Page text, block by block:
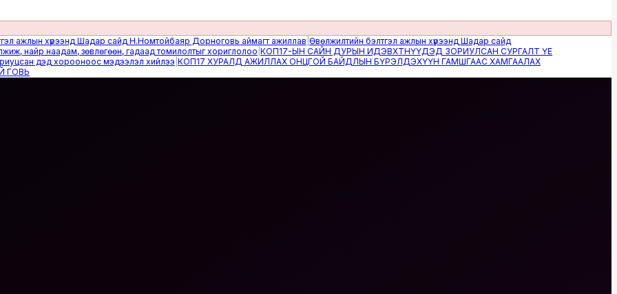
хүрээнд Шадар сайд Н.Номтойбаяр Дорноговь аймагт ажиллав|Өвөлжилтийн бэлтгэл ажлын хүрээнд Шадар сайд
наадам, зөвлөгөөн, гадаад томилолтыг хориглолоо|КОП17-ЫН САЙН ДУРЫН ИДЭВХТНҮҮДЭД ЗОРИУЛСАН СУРГАЛТ ҮЕ
дэд хорооноос мэдээлэл хийлээ|КОП17 ХУРАЛД АЖИЛЛАХ ОНЦГОЙ БАЙДЛЫН БҮРЭЛДЭХҮҮН ГАМШГААС ХАМГААЛАХ